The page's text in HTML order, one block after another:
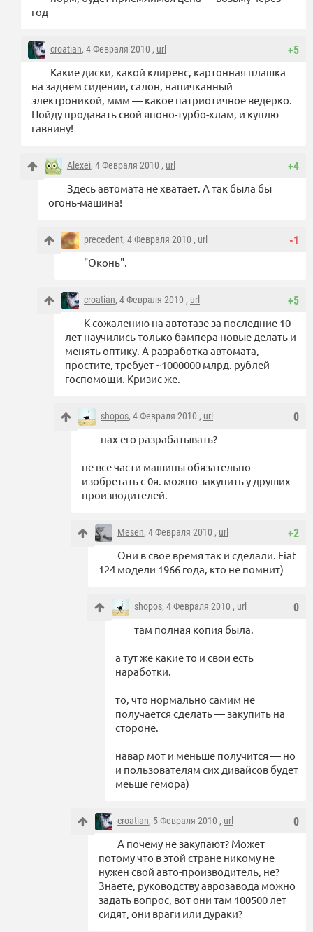
год
+5
croatian, 4 Февраля 2010 , url
Какие диски, какой клиренс, картонная плашка
на заднем сидении, салон, напичканный
электроникой, ммм — какое патриотичное ведерко.
Пойду продавать свой японо-турбо-хлам, и куплю
гавнину!
+4
Alexei, 4 Февраля 2010 , url
Здесь автомата не хватает. А так была бы
огонь-машина!
-1
precedent, 4 Февраля 2010 , url
"Оконь".
+5
croatian, 4 Февраля 2010 , url
К сожалению на автотазе за последние 10
лет научились только бампера новые делать и
менять оптику. А разработка автомата,
простите, требует ~1000000 млрд. рублей
госпомощи. Кризис же.
0
shopos, 4 Февраля 2010 , url
нах его разрабатывать?
не все части машины обязательно
изобретать с 0я. можно закупить у друших
производителей.
+2
Mesen, 4 Февраля 2010 , url
Они в свое время так и сделали. Fiat
124 модели 1966 года, кто не помнит)
0
shopos, 4 Февраля 2010 , url
там полная копия была.
а тут же какие то и свои есть
наработки.
то, что нормально самим не
получается сделать — закупить на
стороне.
навар мот и меньше получится — но
и пользователям сих дивайсов будет
меьше гемора)
0
croatian, 5 Февраля 2010 , url
А почему не закупают? Может
потому что в этой стране никому не
нужен свой авто-производитель, не?
Знаете, руководству аврозавода можно
задать вопрос, вот они там 100500 лет
сидят, они враги или дураки?